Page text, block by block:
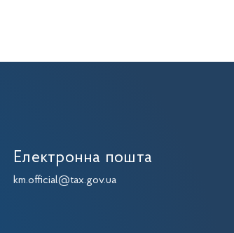
Електронна пошта
km.official@tax.gov.ua